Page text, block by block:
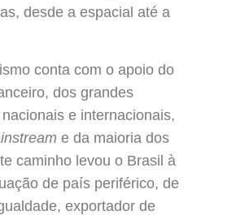
desde a espacial até a
conta com o apoio do
dos grandes
e internacionais,
e da maioria dos
caminho levou o Brasil à
de país periférico, de
exportador de